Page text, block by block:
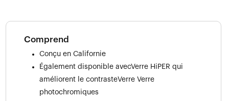
Comprend
Conçu en Californie
Également disponible avecVerre HiPER qui
améliorent le contrasteVerre Verre
photochromiques